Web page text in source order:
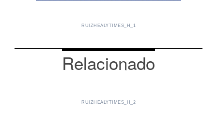
RUIZHEALYTIMES_H_1
Relacionado
RUIZHEALYTIMES_H_2